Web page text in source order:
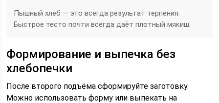
Пышный хлеб — это всегда результат терпения.
Быстрое тесто почти всегда даёт плотный мякиш.
Формирование и выпечка без
хлебопечки
После второго подъёма сформируйте заготовку.
Можно использовать форму или выпекать на